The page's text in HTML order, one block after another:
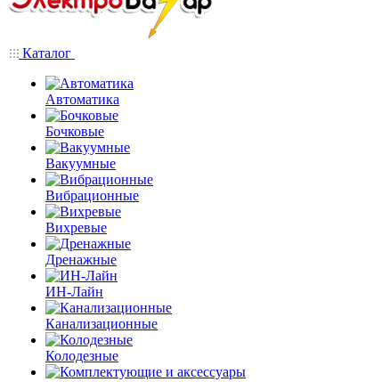
Каталог
Автоматика
Бочковые
Вакуумные
Вибрационные
Вихревые
Дренажные
ИН-Лайн
Канализационные
Колодезные